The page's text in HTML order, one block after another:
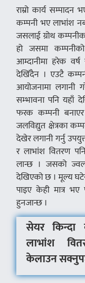
राम्रो कार्य
कम्पनी भए लाभांश
जसलाई ग्रोथ
हो जसमा
आम्दानीमा हरेक
देखिँदैन । एउटै
आयोजनामा लगानी
सम्भावना पनि यहाँ
फरक कम्पनी
जलविद्युत क्षेत्रका
देखेर लगानी गर्नु
र लाभांश वितरण
लान्छ । जसको
देखिएको छ । मूल्य
पाइए केही मात्र
हुनजान्छ ।
सेयर किन्दा
लाभांश
केलाउन